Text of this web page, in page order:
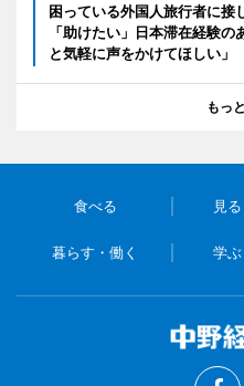
困っている外国人旅行者に
「助けたい」日本滞在経験
と気軽に声をかけてほしい」
もっ
食べる 見
暮らす・働く 学